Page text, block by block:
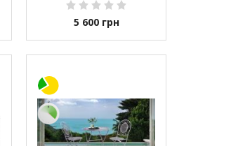
5 600 грн